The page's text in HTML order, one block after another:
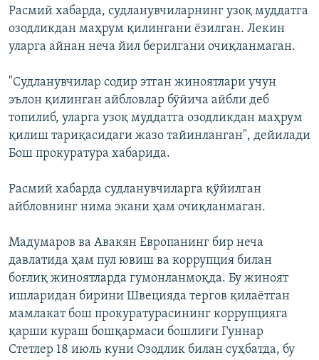
Расмий хабарда, судланувчиларнинг узоқ муддатга
озодликдан маҳрум қилингани ёзилган. Лекин
уларга айнан неча йил берилгани очиқланмаган.
"Судланувчилар содир этган жиноятлари учун
эълон қилинган айбловлар бўйича айбли деб
топилиб, уларга узоқ муддатга озодликдан маҳрум
қилиш тариқасидаги жазо тайинланган", дейилади
Бош прокуратура хабарида.
Расмий хабарда судланувчиларга қўйилган
айбловнинг нима экани ҳам очиқланмаган.
Мадумаров ва Авакян Европанинг бир неча
давлатида ҳам пул ювиш ва коррупция билан
боғлиқ жиноятларда гумонланмоқда. Бу жиноят
ишларидан бирини Швецияда тергов қилаётган
мамлакат бош прокуратурасининг коррупцияга
қарши кураш бошқармаси бошлиғи Гуннар
Стетлер 18 июль куни Озодлик билан суҳбатда, бу